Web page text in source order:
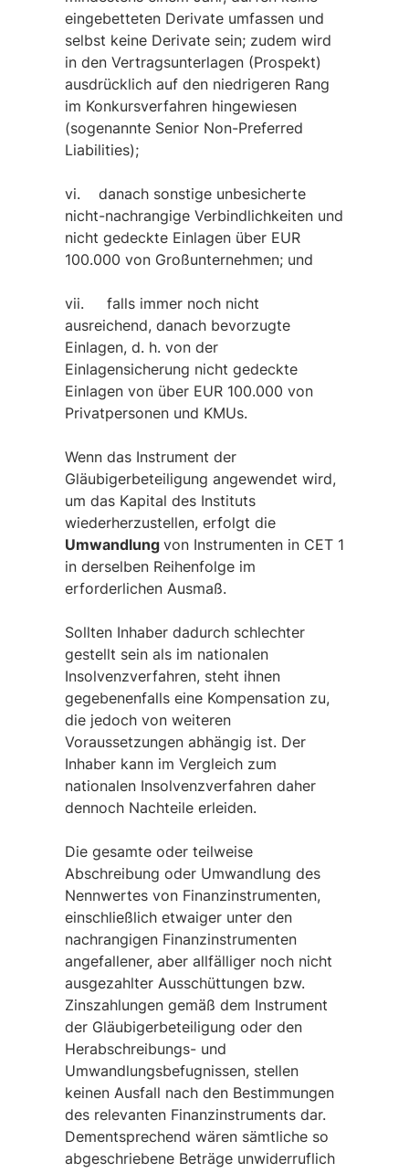
eingebetteten Derivate umfassen und
selbst keine Derivate sein; zudem wird
in den Vertragsunterlagen (Prospekt)
ausdrücklich auf den niedrigeren Rang
im Konkursverfahren hingewiesen
(sogenannte Senior Non-Preferred
Liabilities);
vi. danach sonstige unbesicherte
nicht-nachrangige Verbindlichkeiten und
nicht gedeckte Einlagen über EUR
100.000 von Großunternehmen; und
vii. falls immer noch nicht
ausreichend, danach bevorzugte
Einlagen, d. h. von der
Einlagensicherung nicht gedeckte
Einlagen von über EUR 100.000 von
Privatpersonen und KMUs.
Wenn das Instrument der
Gläubigerbeteiligung angewendet wird,
um das Kapital des Instituts
wiederherzustellen, erfolgt die
Umwandlung von Instrumenten in CET 1
in derselben Reihenfolge im
erforderlichen Ausmaß.
Sollten Inhaber dadurch schlechter
gestellt sein als im nationalen
Insolvenzverfahren, steht ihnen
gegebenenfalls eine Kompensation zu,
die jedoch von weiteren
Voraussetzungen abhängig ist. Der
Inhaber kann im Vergleich zum
nationalen Insolvenzverfahren daher
dennoch Nachteile erleiden.
Die gesamte oder teilweise
Abschreibung oder Umwandlung des
Nennwertes von Finanzinstrumenten,
einschließlich etwaiger unter den
nachrangigen Finanzinstrumenten
angefallener, aber allfälliger noch nicht
ausgezahlter Ausschüttungen bzw.
Zinszahlungen gemäß dem Instrument
der Gläubigerbeteiligung oder den
Herabschreibungs- und
Umwandlungsbefugnissen, stellen
keinen Ausfall nach den Bestimmungen
des relevanten Finanzinstruments dar.
Dementsprechend wären sämtliche so
abgeschriebene Beträge unwiderruflich